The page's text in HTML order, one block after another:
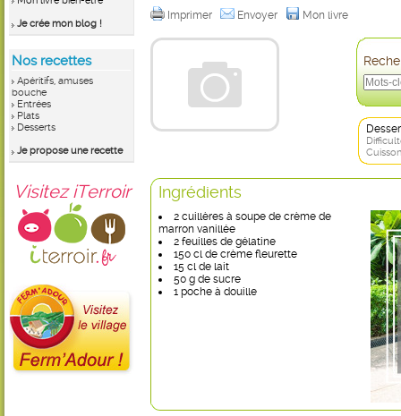
Je crée mon blog !
Nos recettes
Apéritifs, amuses
bouche
Entrées
Plats
Desserts
Je propose une recette
Visitez iTerroir
Imprimer Envoyer Mon livre
Ingrédients
2 cuillères à soupe de crème de
marron vanillée
2 feuilles de gélatine
150 cl de crème fleurette
15 cl de lait
50 g de sucre
1 poche à douille